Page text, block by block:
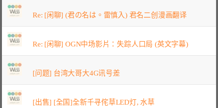
Re: [闲聊] (君の名は。雷慎入) 君名二创漫画翻译
Re: [闲聊] OGN中场影片：失踪人口局 (英文字幕)
[问题] 台湾大哥大4G讯号差
[出售] [全国]全新千寻侘草LED灯, 水草